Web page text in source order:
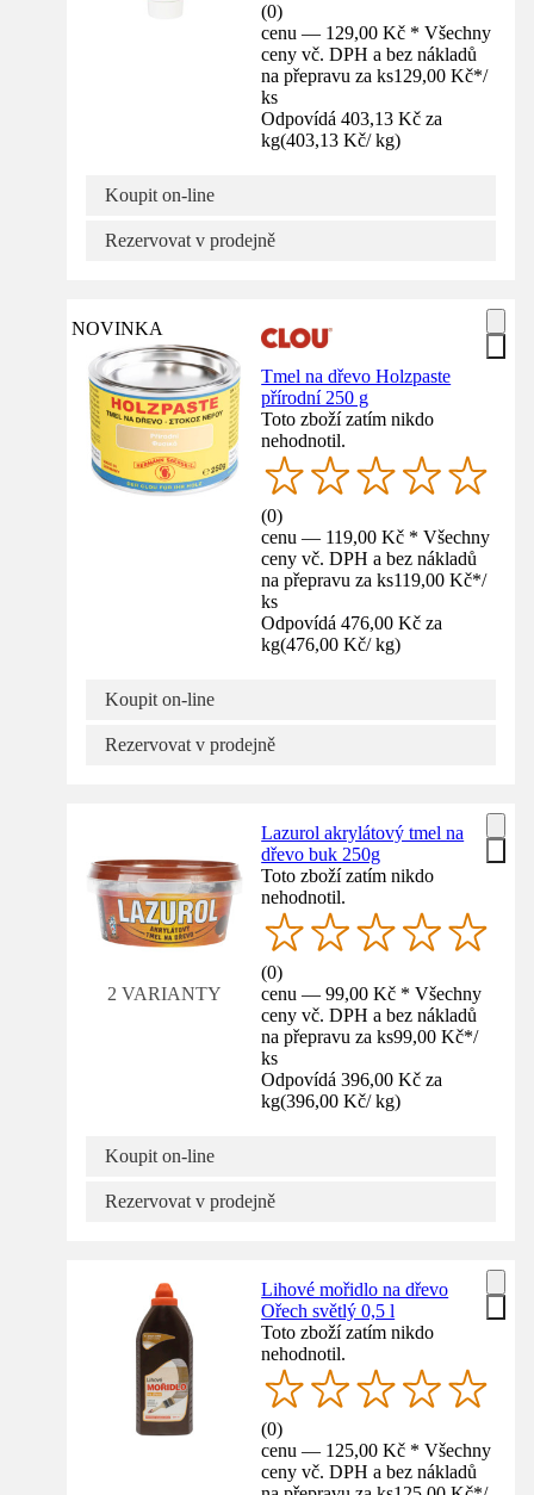
(0)
cenu — 129,00 Kč * Všechny
ceny vč. DPH a bez nákladů
na přepravu za ks129,00 Kč*/
ks
Odpovídá 403,13 Kč za
kg(403,13 Kč/ kg)
Koupit on-line
Rezervovat v prodejně
NOVINKA
Tmel na dřevo Holzpaste
přírodní 250 g
Toto zboží zatím nikdo
nehodnotil.
(0)
cenu — 119,00 Kč * Všechny
ceny vč. DPH a bez nákladů
na přepravu za ks119,00 Kč*/
ks
Odpovídá 476,00 Kč za
kg(476,00 Kč/ kg)
Koupit on-line
Rezervovat v prodejně
2 VARIANTY
Lazurol akrylátový tmel na
dřevo buk 250g
Toto zboží zatím nikdo
nehodnotil.
(0)
cenu — 99,00 Kč * Všechny
ceny vč. DPH a bez nákladů
na přepravu za ks99,00 Kč*/
ks
Odpovídá 396,00 Kč za
kg(396,00 Kč/ kg)
Koupit on-line
Rezervovat v prodejně
Lihové mořidlo na dřevo
Ořech světlý 0,5 l
Toto zboží zatím nikdo
nehodnotil.
(0)
cenu — 125,00 Kč * Všechny
ceny vč. DPH a bez nákladů